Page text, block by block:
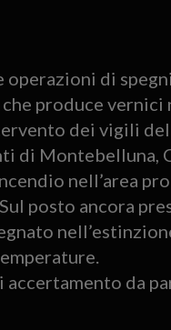
di
produce vernici
dei vigili
di Montebelluna,
nell’area
posto ancora
accertamento da